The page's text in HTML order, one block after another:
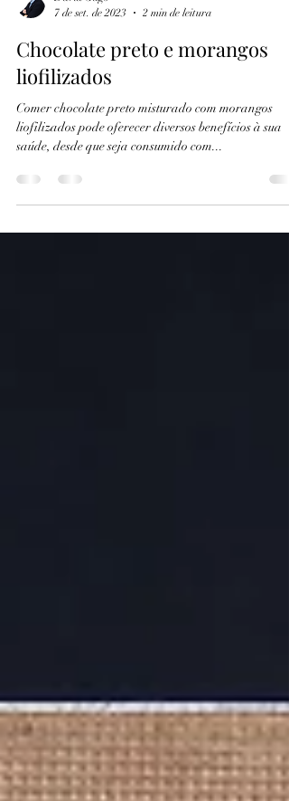
David Gago
7 de set. de 2023
2 min de leitura
Chocolate preto e morangos
liofilizados
Comer chocolate preto misturado com morangos
liofilizados pode oferecer diversos benefícios à sua